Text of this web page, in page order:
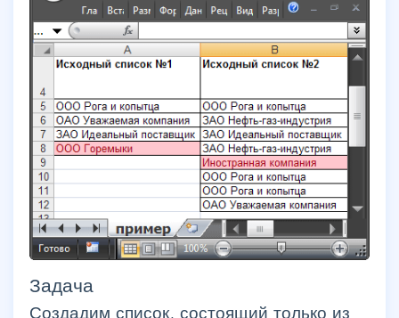
Задача
Создадим список, состоящий только из